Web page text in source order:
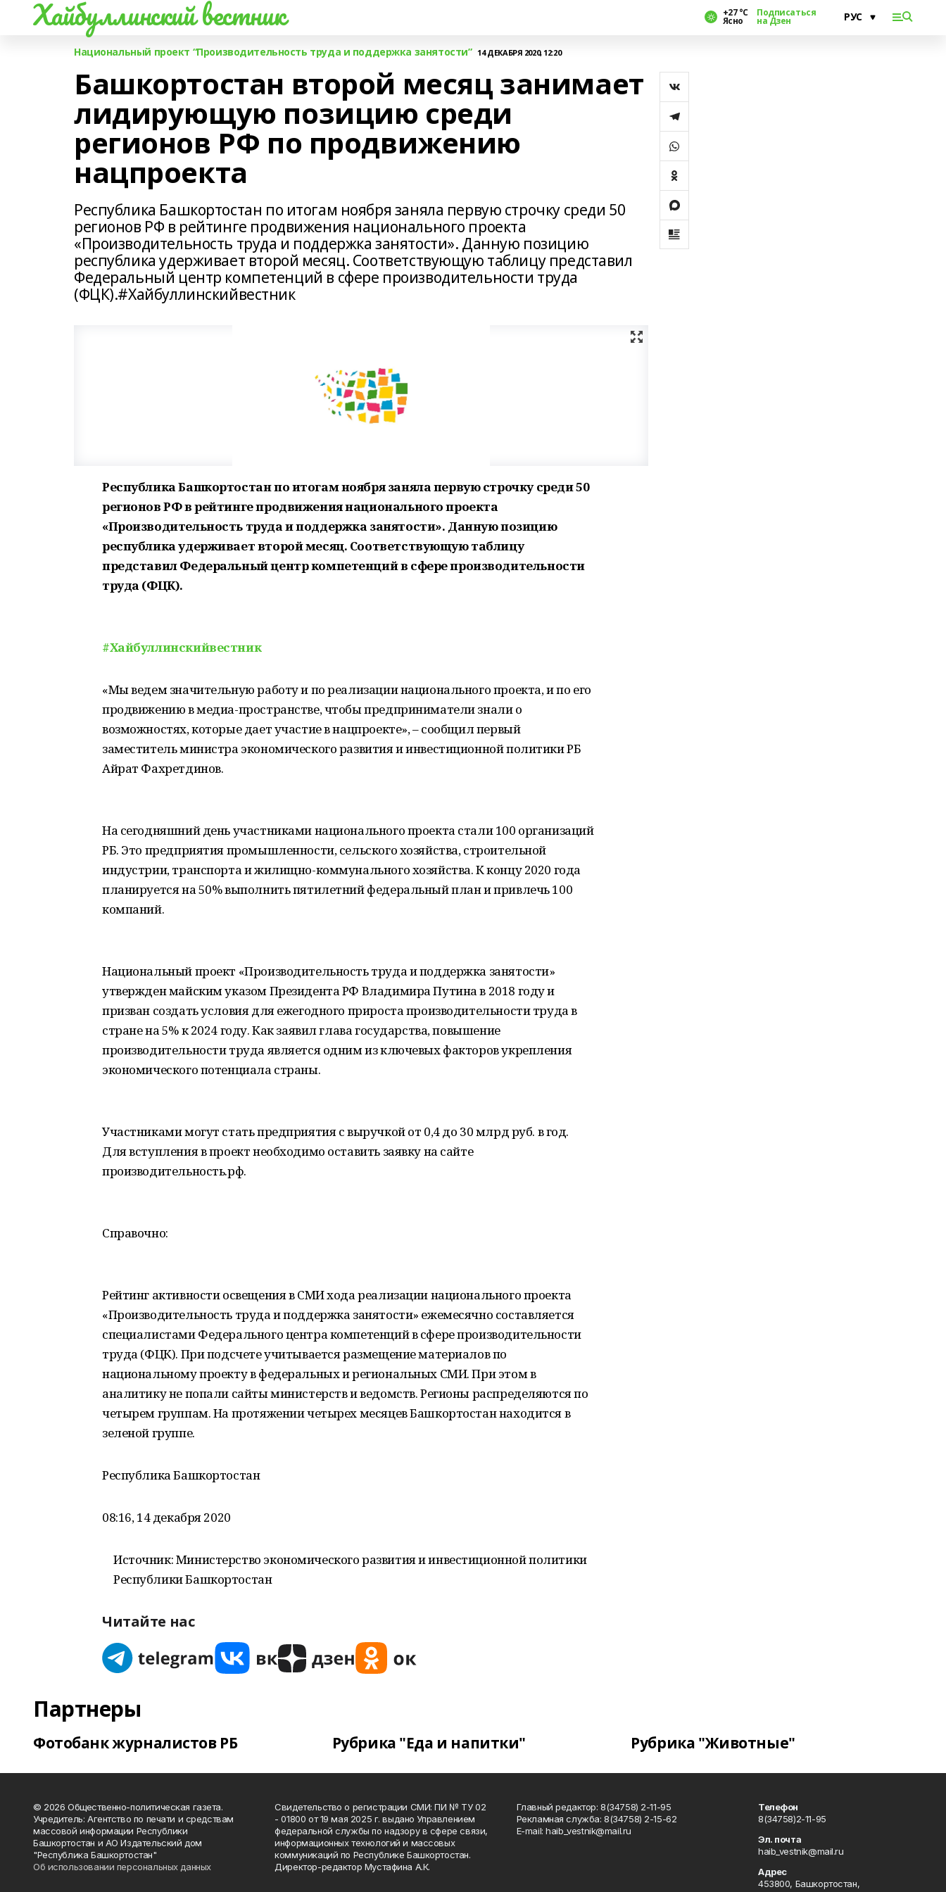
Хайбуллинский вестник +27 °С
Ясно
Подписаться
на Дзен
Национальный проект “Производительность труда и поддержка занятости” 14 ДЕКАБРЯ 2020, 12:20
Башкортостан второй месяц занимает
лидирующую позицию среди
регионов РФ по продвижению
нацпроекта
Республика Башкортостан по итогам ноября заняла первую строчку среди 50
регионов РФ в рейтинге продвижения национального проекта
«Производительность труда и поддержка занятости». Данную позицию
республика удерживает второй месяц. Соответствующую таблицу представил
Федеральный центр компетенций в сфере производительности труда
(ФЦК).#Хайбуллинскийвестник
Республика Башкортостан по итогам ноября заняла первую строчку среди 50
регионов РФ в рейтинге продвижения национального проекта
«Производительность труда и поддержка занятости». Данную позицию
республика удерживает второй месяц. Соответствующую таблицу
представил Федеральный центр компетенций в сфере производительности
труда (ФЦК).
#Хайбуллинскийвестник
«Мы ведем значительную работу и по реализации национального проекта, и по его
продвижению в медиа-пространстве, чтобы предприниматели знали о
возможностях, которые дает участие в нацпроекте», – сообщил первый
заместитель министра экономического развития и инвестиционной политики РБ
Айрат Фахретдинов.
На сегодняшний день участниками национального проекта стали 100 организаций
РБ. Это предприятия промышленности, сельского хозяйства, строительной
индустрии, транспорта и жилищно-коммунального хозяйства. К концу 2020 года
планируется на 50% выполнить пятилетний федеральный план и привлечь 100
компаний.
Национальный проект «Производительность труда и поддержка занятости»
утвержден майским указом Президента РФ Владимира Путина в 2018 году и
призван создать условия для ежегодного прироста производительности труда в
стране на 5% к 2024 году. Как заявил глава государства, повышение
производительности труда является одним из ключевых факторов укрепления
экономического потенциала страны. ⠀
Участниками могут стать предприятия с выручкой от 0,4 до 30 млрд руб. в год.
Для вступления в проект необходимо оставить заявку на сайте
производительность.рф.
Справочно:
Рейтинг активности освещения в СМИ хода реализации национального проекта
«Производительность труда и поддержка занятости» ежемесячно составляется
специалистами Федерального центра компетенций в сфере производительности
труда (ФЦК). При подсчете учитывается размещение материалов по
национальному проекту в федеральных и региональных СМИ. При этом в
аналитику не попали сайты министерств и ведомств. Регионы распределяются по
четырем группам. На протяжении четырех месяцев Башкортостан находится в
зеленой группе.
Республика Башкортостан
08:16, 14 декабря 2020
Источник: Министерство экономического развития и инвестиционной политики
Республики Башкортостан
Читайте нас
Партнеры
Фотобанк журналистов РБ Рубрика "Еда и напитки" Рубрика "Животные"
© 2026 Общественно-политическая газета.
Учредитель: Агентство по печати и средствам
массовой информации Республики
Башкортостан и АО Издательский дом
"Республика Башкортостан"
Об использовании персональных данных
Свидетельство о регистрации СМИ: ПИ № ТУ 02
- 01800 от 19 мая 2025 г. выдано Управлением
федеральной службы по надзору в сфере связи,
информационных технологий и массовых
коммуникаций по Республике Башкортостан.
Директор-редактор Мустафина А.К.
Главный редактор: 8(34758) 2-11-95
Рекламная служба: 8(34758) 2-15-62
Е-mаil: haib_vestnik@mail.ru
Телефон
8(34758)2-11-95
Эл. почта
haib_vestnik@mail.ru
Адрес
453800, Башкортостан,